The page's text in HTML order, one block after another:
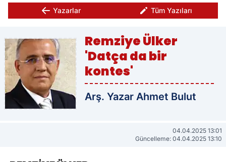
Yazarlar Tüm Yazıları
Remziye Ülker
'Datça da bir
kontes'
Arş. Yazar Ahmet Bulut
04.04.2025 13:01
Güncelleme: 04.04.2025 13:10